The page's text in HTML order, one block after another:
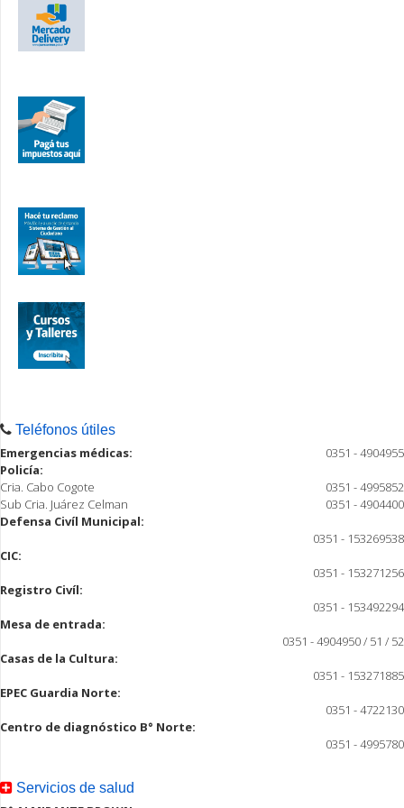
Teléfonos útiles
Emergencias médicas:
0351 - 4904955
Policía:
Cria. Cabo Cogote
0351 - 4995852
Sub Cria. Juárez Celman
0351 - 4904400
Defensa Civíl Municipal:
0351 - 153269538
CIC:
0351 - 153271256
Registro Civíl:
0351 - 153492294
Mesa de entrada:
0351 - 4904950 / 51 / 52
Casas de la Cultura:
0351 - 153271885
EPEC Guardia Norte:
0351 - 4722130
Centro de diagnóstico B° Norte:
0351 - 4995780
Servicios de salud